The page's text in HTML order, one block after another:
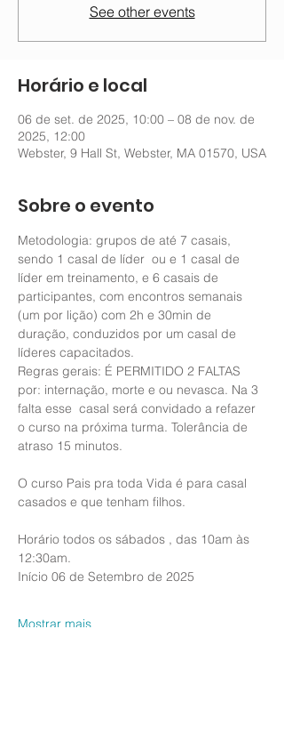
See other events
Horário e local
06 de set. de 2025, 10:00 – 08 de nov. de
2025, 12:00
Webster, 9 Hall St, Webster, MA 01570, USA
Sobre o evento
Metodologia: grupos de até 7 casais,
sendo 1 casal de líder  ou e 1 casal de
líder em treinamento, e 6 casais de
participantes, com encontros semanais
(um por lição) com 2h e 30min de
duração, conduzidos por um casal de
líderes capacitados.
Regras gerais: É PERMITIDO 2 FALTAS
por: internação, morte e ou nevasca. Na 3
falta esse  casal será convidado a refazer
o curso na próxima turma. Tolerância de
atraso 15 minutos.
O curso Pais pra toda Vida é para casal
casados e que tenham filhos.
Horário todos os sábados , das 10am às
12:30am.
Início 06 de Setembro de 2025
Mostrar mais